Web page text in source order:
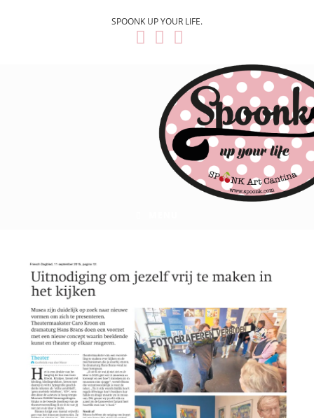
SPOONK UP YOUR LIFE.